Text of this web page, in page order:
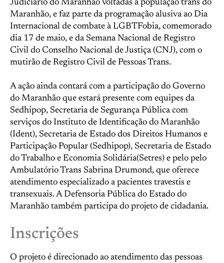
Judiciário do Maranhão voltadas à população trans do
Maranhão, e faz parte da programação alusiva ao Dia
Internacional de combate à LGBTFobia, comemorado
dia 17 de maio, e da Semana Nacional de Registro
Civil do Conselho Nacional de Justiça (CNJ), com o
mutirão de Registro Civil de Pessoas Trans.
A ação ainda contará com a participação do Governo
do Maranhão que estará presente com equipes da
Sedhipop, Secretaria de Segurança Pública com
serviços do Instituto de Identificação do Maranhão
(Ident), Secretaria de Estado dos Direitos Humanos e
Participação Popular (Sedhipop), Secretaria de Estado
do Trabalho e Economia Solidária(Setres) e pelo pelo
Ambulatório Trans Sabrina Drumond, que oferece
atendimento especializado a pacientes travestis e
transexuais. A Defensoria Pública do Estado do
Maranhão também participa do projeto de cidadania.
Inscrições
O projeto é direcionado ao atendimento das pessoas